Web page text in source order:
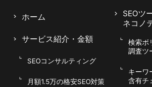
ましょう。お客様が検索する言葉を
不自然な詰め込みは避けることが大
りやすいタイトル設計は、検索結果
率向上にも直結します。
ホーム
サービス紹介 ・金額
SEOコンサルティング
月額1.5万の格安SEO対策
SEOツ
ネコノ
検索ボ
調査ツ
キーワ
含有チ